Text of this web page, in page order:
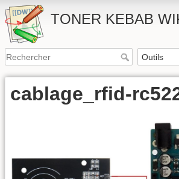
TONER KEBAB
cablage_rfid-